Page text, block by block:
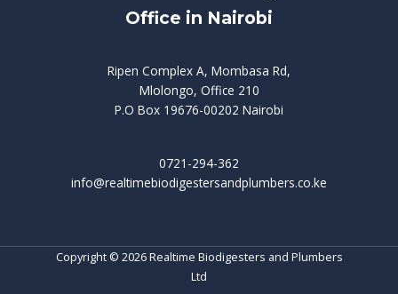
Office in Nairobi
Ripen Complex A, Mombasa Rd,
Mlolongo, Office 210
P.O Box 19676-00202 Nairobi
0721-294-362
info@realtimebiodigestersandplumbers.co.ke
Copyright © 2026 Realtime Biodigesters and Plumbers
Ltd